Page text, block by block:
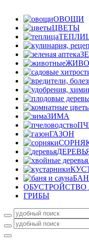
ОВОЩИ
ЦВЕТЫ
ЗИМА
ГАЗОН
ОБУСТРОЙСТВО
ГРИБЫ